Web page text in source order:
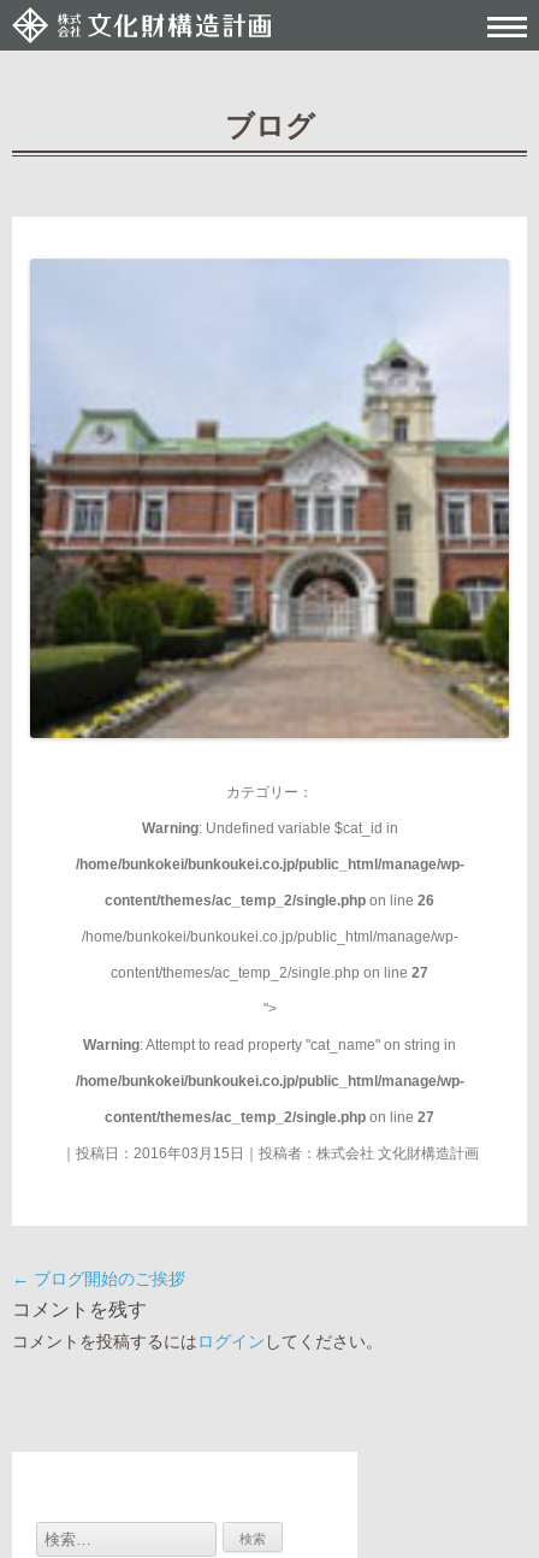
ブログ
カテゴリー：
Warning: Undefined variable $cat_id in
/home/bunkokei/bunkoukei.co.jp/public_html/manage/wp-
content/themes/ac_temp_2/single.php on line 26
/home/bunkokei/bunkoukei.co.jp/public_html/manage/wp-
content/themes/ac_temp_2/single.php on line 27
">
Warning: Attempt to read property "cat_name" on string in
/home/bunkokei/bunkoukei.co.jp/public_html/manage/wp-
content/themes/ac_temp_2/single.php on line 27
｜投稿日：2016年03月15日｜投稿者： 株式会社 文化財構造計画
← ブログ開始のご挨拶
コメントを残す
コメントを投稿するにはログイン してください。
検